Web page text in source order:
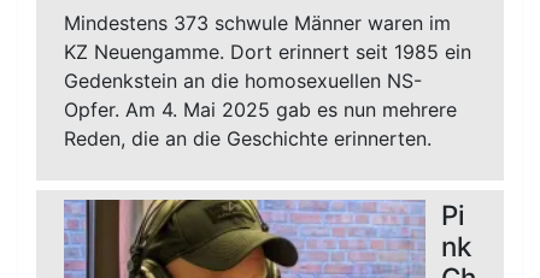
Mindestens 373 schwule Männer waren im
KZ Neuengamme. Dort erinnert seit 1985 ein
Gedenkstein an die homosexuellen NS-
Opfer. Am 4. Mai 2025 gab es nun mehrere
Reden, die an die Geschichte erinnerten.
Pi
nk